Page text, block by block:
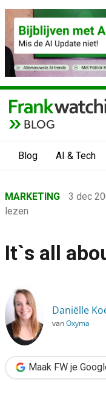
BLOG
Blog AI & Tech
›
Marketing
It`s all about the story
MARKETING 3 dec
lezen
It`s all
Daniëlle
vanOxyma
Maak FW je